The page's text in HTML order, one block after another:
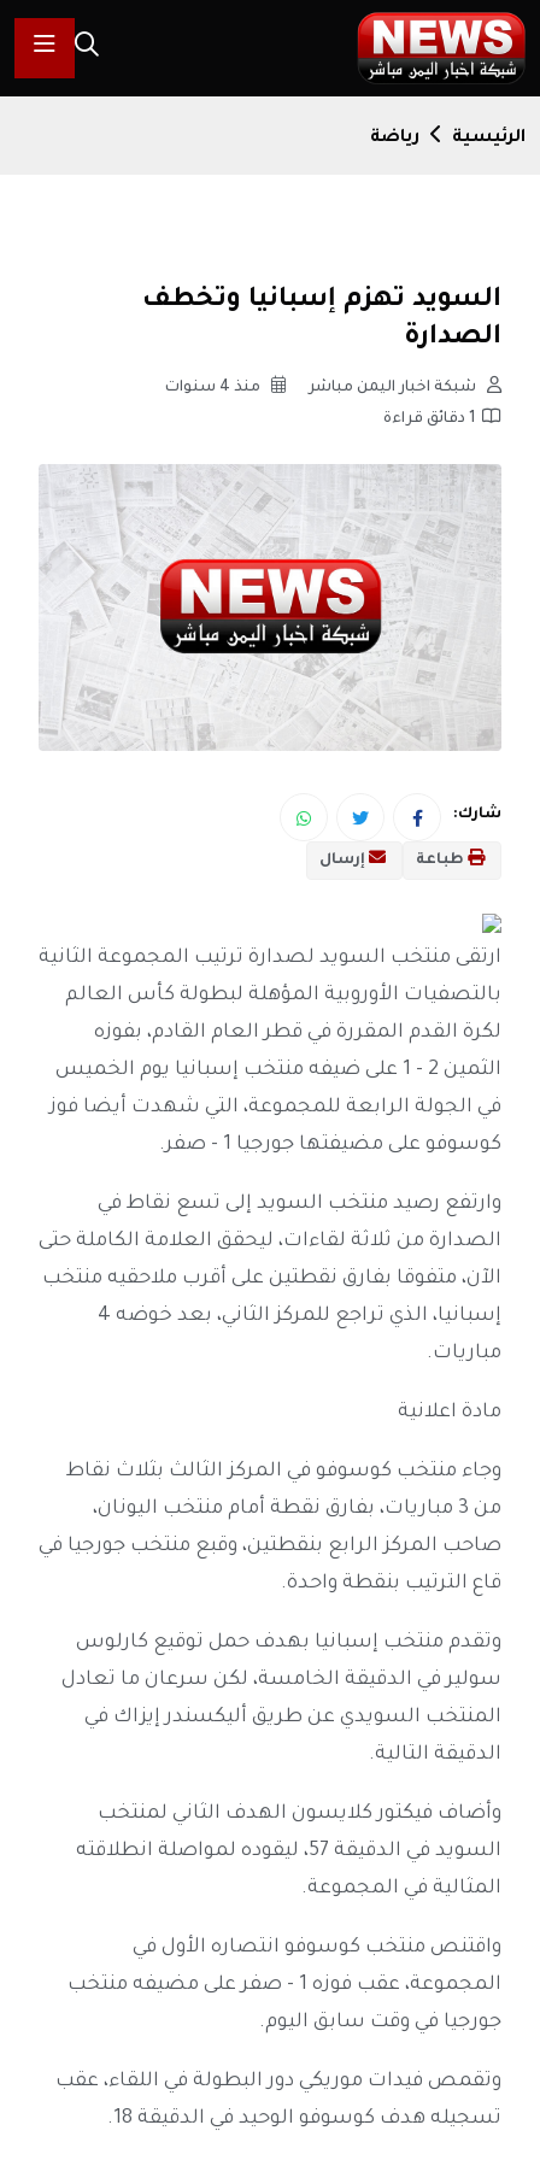
الرئيسية رياضة
السويد تهزم إسبانيا وتخطف
الصدارة
شبكة اخبار اليمن مباشر
منذ 4 سنوات
1 دقائق قراءة
شارك:
طباعة إرسال
ارتقى منتخب السويد لصدارة ترتيب المجموعة الثانية
بالتصفيات الأوروبية المؤهلة لبطولة كأس العالم
لكرة القدم المقررة في قطر العام القادم، بفوزه
الثمين 2 - 1 على ضيفه منتخب إسبانيا يوم الخميس
في الجولة الرابعة للمجموعة، التي شهدت أيضا فوز
كوسوفو على مضيفتها جورجيا 1 - صفر.
وارتفع رصيد منتخب السويد إلى تسع نقاط في
الصدارة من ثلاثة لقاءات، ليحقق العلامة الكاملة حتى
الآن، متفوقا بفارق نقطتين على أقرب ملاحقيه منتخب
إسبانيا، الذي تراجع للمركز الثاني، بعد خوضه 4
مباريات.
مادة اعلانية
وجاء منتخب كوسوفو في المركز الثالث بثلاث نقاط
من 3 مباريات، بفارق نقطة أمام منتخب اليونان،
صاحب المركز الرابع بنقطتين، وقبع منتخب جورجيا في
قاع الترتيب بنقطة واحدة.
وتقدم منتخب إسبانيا بهدف حمل توقيع كارلوس
سولير في الدقيقة الخامسة، لكن سرعان ما تعادل
المنتخب السويدي عن طريق أليكسندر إيزاك في
الدقيقة التالية.
وأضاف فيكتور كلايسون الهدف الثاني لمنتخب
السويد في الدقيقة 57، ليقوده لمواصلة انطلاقته
المثالية في المجموعة.
واقتنص منتخب كوسوفو انتصاره الأول في
المجموعة، عقب فوزه 1 - صفر على مضيفه منتخب
جورجيا في وقت سابق اليوم.
وتقمص فيدات موريكي دور البطولة في اللقاء، عقب
تسجيله هدف كوسوفو الوحيد في الدقيقة 18.